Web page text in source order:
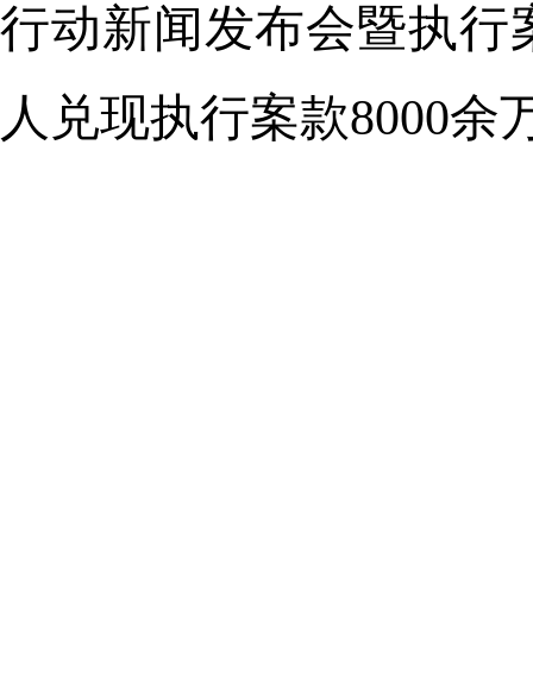
行动新闻发布会暨执行
人兑现执行案款8000余